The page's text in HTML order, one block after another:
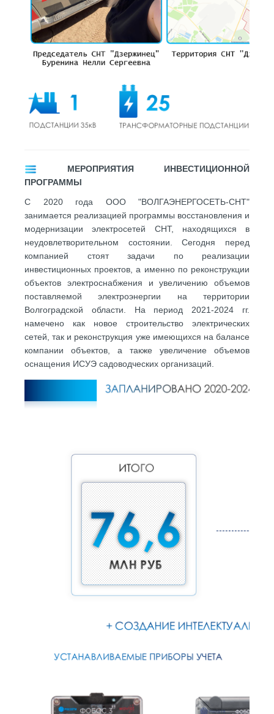
МЕРОПРИЯТИЯ ИНВЕСТИЦИОННОЙ
ПРОГРАММЫ
С 2020 года ООО "ВОЛГАЭНЕРГОСЕТЬ-СНТ"
занимается реализацией программы восстановления и
модернизации электросетей СНТ, находящихся в
неудовлетворительном состоянии. Сегодня перед
компанией стоят задачи по реализации
инвестиционных проектов, а именно по реконструкции
объектов электроснабжения и увеличению объемов
поставляемой электроэнергии на территории
Волгоградской области. На период 2021-2024 гг.
намечено как новое строительство электрических
сетей, так и реконструкция уже имеющихся на балансе
компании объектов, а также увеличение объемов
оснащения ИСУЭ садоводческих организаций.